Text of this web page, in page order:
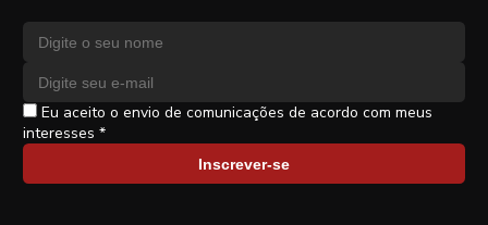
Nome
Endereço de e-mail
Eu aceito o envio de comunicações de acordo com meus
interesses *
Inscrever-se